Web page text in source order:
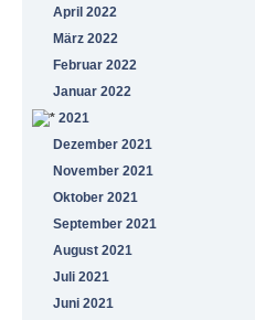
April 2022
März 2022
Februar 2022
Januar 2022
2021
Dezember 2021
November 2021
Oktober 2021
September 2021
August 2021
Juli 2021
Juni 2021